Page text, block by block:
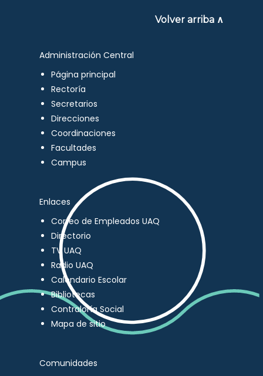
Volver arriba ∧
Administración Central
Página principal
Rectoría
Secretarios
Direcciones
Coordinaciones
Facultades
Campus
Enlaces
Correo de Empleados UAQ
Directorio
TV UAQ
Radio UAQ
Calendario Escolar
Bibliotecas
Contraloría Social
Mapa de sitio
Comunidades